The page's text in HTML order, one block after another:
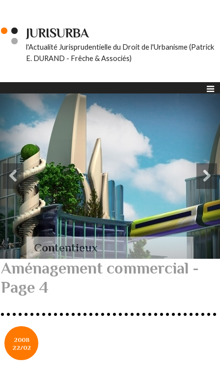
JURISURBA
l'Actualité Jurisprudentielle du Droit de l'Urbanisme (Patrick
E. DURAND - Frêche & Associés)
Contentieux
Aménagement commercial -
Page 4
2008
22/02